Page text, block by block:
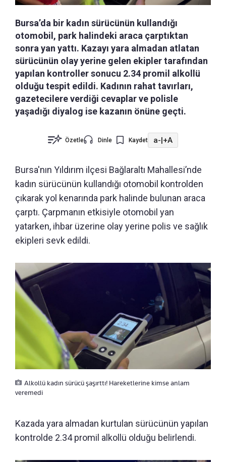
Bursa’da bir kadın sürücünün kullandığı
otomobil, park halindeki araca çarptıktan
sonra yan yattı. Kazayı yara almadan atlatan
sürücünün olay yerine gelen ekipler tarafından
yapılan kontroller sonucu 2.34 promil alkollü
olduğu tespit edildi. Kadının rahat tavırları,
gazetecilere verdiği cevaplar ve polisle
yaşadığı diyalog ise kazanın önüne geçti.
Özetle Dinle Kaydet a-|+A
Bursa'nın Yıldırım ilçesi Bağlaraltı Mahallesi’nde
kadın sürücünün kullandığı otomobil kontrolden
çıkarak yol kenarında park halinde bulunan araca
çarptı. Çarpmanın etkisiyle otomobil yan
yatarken, ihbar üzerine olay yerine polis ve sağlık
ekipleri sevk edildi.
Alkollü kadın sürücü şaşırttı! Hareketlerine kimse anlam
veremedi
Kazada yara almadan kurtulan sürücünün yapılan
kontrolde 2.34 promil alkollü olduğu belirlendi.